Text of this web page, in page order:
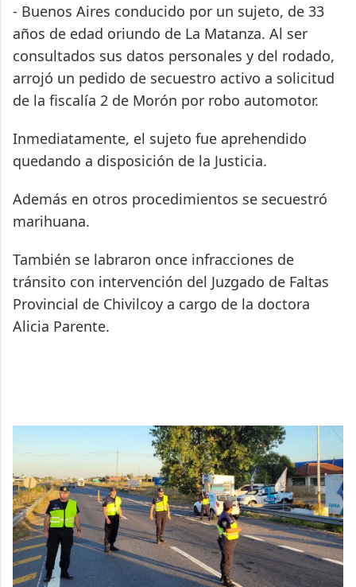
- Buenos Aires conducido por un sujeto, de 33
años de edad oriundo de La Matanza. Al ser
consultados sus datos personales y del rodado,
arrojó un pedido de secuestro activo a solicitud
de la fiscalía 2 de Morón por robo automotor.
Inmediatamente, el sujeto fue aprehendido
quedando a disposición de la Justicia.
Además en otros procedimientos se secuestró
marihuana.
También se labraron once infracciones de
tránsito con intervención del Juzgado de Faltas
Provincial de Chivilcoy a cargo de la doctora
Alicia Parente.